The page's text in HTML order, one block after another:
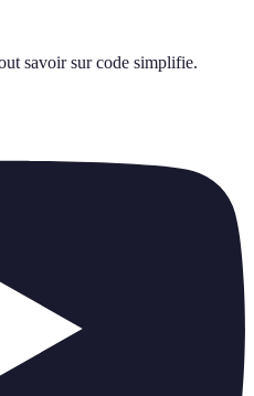
savoir sur code simplifie.